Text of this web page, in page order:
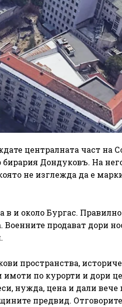
централната част на
Дондуковъ. На
не изглежда да е
и около Бургас.
продават дори
пространства,
имоти по курорти и дори
нужда, цена и дали вече
предвид.